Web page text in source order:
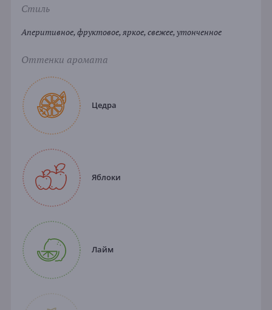
Стиль
Аперитивное, фруктовое, яркое, свежее, утонченное
Оттенки аромата
Цедра
Яблоки
Лайм